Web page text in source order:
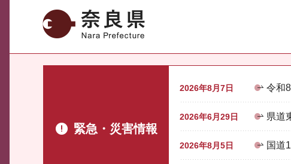
奈良県
緊急・災害情報
2026年8月7日 令和
2026年6月29日 県道
2026年8月5日 国道